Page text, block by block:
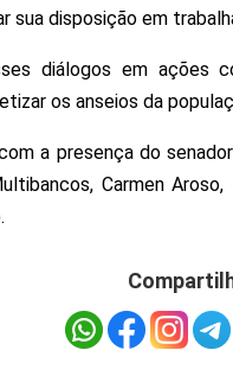
disposição em
diálogos em ações
os anseios da
a presença do
Carmen